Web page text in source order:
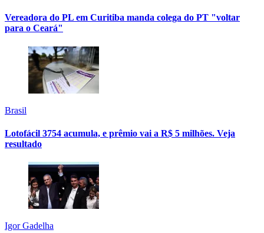
Vereadora do PL em Curitiba manda colega do PT "voltar
para o Ceará"
Brasil
Lotofácil 3754 acumula, e prêmio vai a R$ 5 milhões. Veja
resultado
Igor Gadelha